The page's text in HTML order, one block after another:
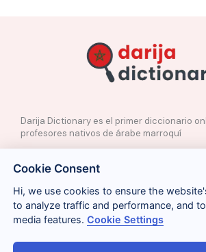
Darija Dictionary es el primer diccionario
profesores nativos de árabe marroquí
✉️ Contacto
📲Redes Sociales
🤝🏼Proponer palabras
Legal Cookies Privacidad
Cookie Consent
Hi, we use cookies to ensure the
to analyze traffic and performance, and
media features.Cookie Settings